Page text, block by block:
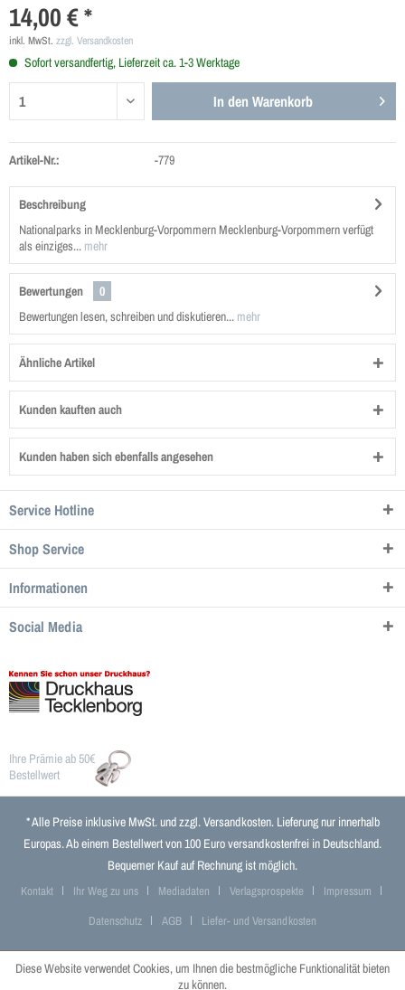
14,00 € *
inkl. MwSt. zzgl. Versandkosten
Sofort versandfertig, Lieferzeit ca. 1-3 Werktage
In den Warenkorb
Artikel-Nr.: -779
Beschreibung
Nationalparks in Mecklenburg-Vorpommern Mecklenburg-Vorpommern verfügt
als einziges... mehr
Bewertungen
0
Bewertungen lesen, schreiben und diskutieren... mehr
Ähnliche Artikel
Kunden kauften auch
Kunden haben sich ebenfalls angesehen
Service Hotline
Shop Service
Informationen
Social Media
Ihre Prämie ab 50€
Bestellwert
* Alle Preise inklusive MwSt. und zzgl.Versandkosten. Lieferung nur innerhalb
Europas. Ab einem Bestellwert von 100 Euro versandkostenfrei in Deutschland.
Bequemer Kauf auf Rechnung ist möglich.
Kontakt Ihr Weg zu uns Mediadaten Verlagsprospekte
Impressum
Datenschutz
AGB Liefer- und Versandkosten
Diese Website verwendet Cookies, um Ihnen die bestmögliche Funktionalität bieten
zu können.